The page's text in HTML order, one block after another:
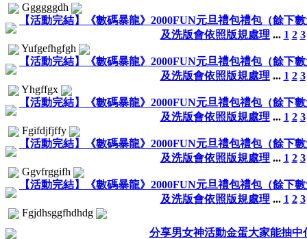
Ggggggdh
【活動完結】《數碼暴龍》2000FUN元旦禮包禮包（餘下
及洗版會依照版規處理 ... 1 2 3
Yufgefhgfgh
【活動完結】《數碼暴龍》2000FUN元旦禮包禮包（餘下
及洗版會依照版規處理 ... 1 2 3
Yhgffgx
【活動完結】《數碼暴龍》2000FUN元旦禮包禮包（餘下
及洗版會依照版規處理 ... 1 2 3
Fgifdjfjffy
【活動完結】《數碼暴龍》2000FUN元旦禮包禮包（餘下
及洗版會依照版規處理 ... 1 2 3
Ggvfrggifh
【活動完結】《數碼暴龍》2000FUN元旦禮包禮包（餘下
及洗版會依照版規處理 ... 1 2 3
Fgjdhsggfhdhdg
分享男女神活動金蛋大家能抽中